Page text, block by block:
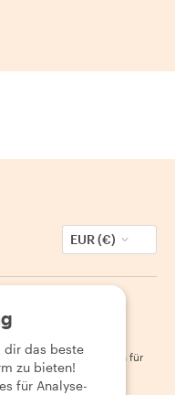
EUR (€)
für Gäste
für
für Gäste
dir das beste
zu bieten!
für Analyse-